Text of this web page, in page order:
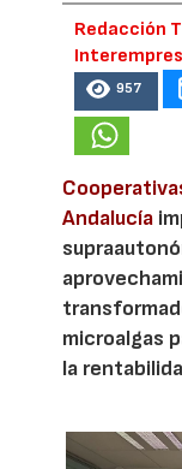
Redacción
957
Andalucía
microalgas
la